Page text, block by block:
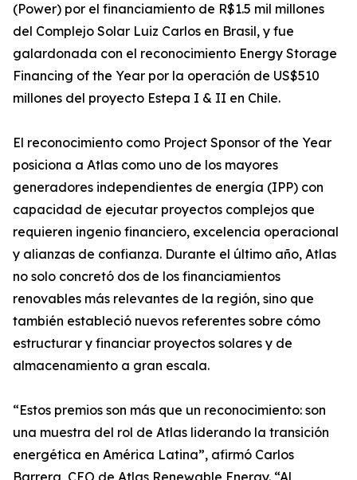
(Power) por el financiamiento de R$1.5 mil millones
del Complejo Solar Luiz Carlos en Brasil, y fue
galardonada con el reconocimiento Energy Storage
Financing of the Year por la operación de US$510
millones del proyecto Estepa I & II en Chile.
El reconocimiento como Project Sponsor of the Year
posiciona a Atlas como uno de los mayores
generadores independientes de energía (IPP) con
capacidad de ejecutar proyectos complejos que
requieren ingenio financiero, excelencia operacional
y alianzas de confianza. Durante el último año, Atlas
no solo concretó dos de los financiamientos
renovables más relevantes de la región, sino que
también estableció nuevos referentes sobre cómo
estructurar y financiar proyectos solares y de
almacenamiento a gran escala.
“Estos premios son más que un reconocimiento: son
una muestra del rol de Atlas liderando la transición
energética en América Latina”, afirmó Carlos